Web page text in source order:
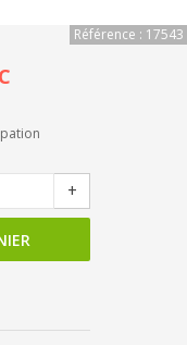
Référence : 17543
+